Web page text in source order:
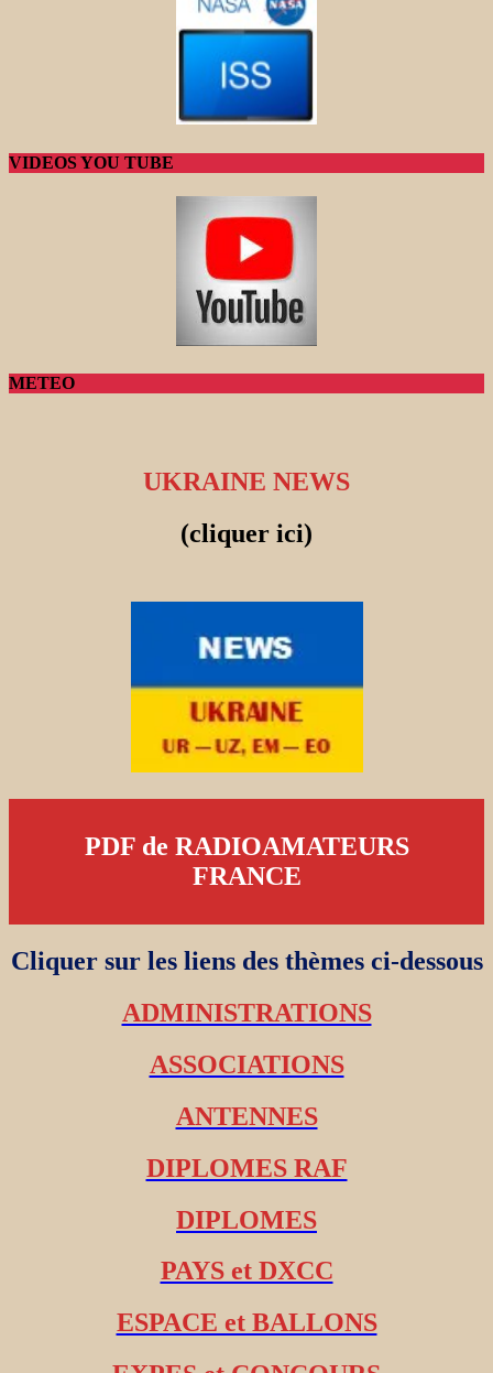
VIDEOS YOU TUBE
METEO
UKRAINE NEWS
(cliquer ici)
PDF de RADIOAMATEURS
FRANCE
Cliquer sur les liens des thèmes ci-dessous
ADMINISTRATIONS
ASSOCIATIONS
ANTENNES
DIPLOMES RAF
DIPLOMES
PAYS et DXCC
ESPACE et BALLONS